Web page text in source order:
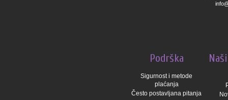
Podrška
Sigurnost i metode
plaćanja
Često postavljana pitanja